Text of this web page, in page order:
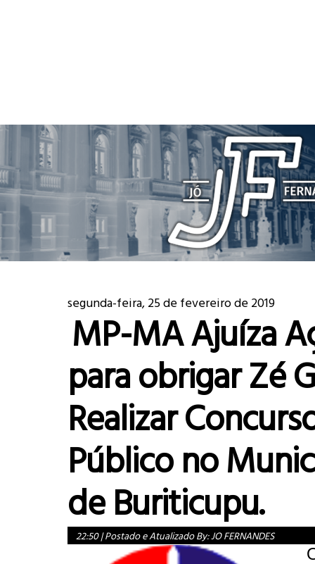
segunda-feira, 25 de fevereiro de 2019
MP-MA Ajuíza
para obrigar Zé
Realizar
Público no
de Buriticupu.
22:50|Postado e Atualizado By:JO FERNANDES